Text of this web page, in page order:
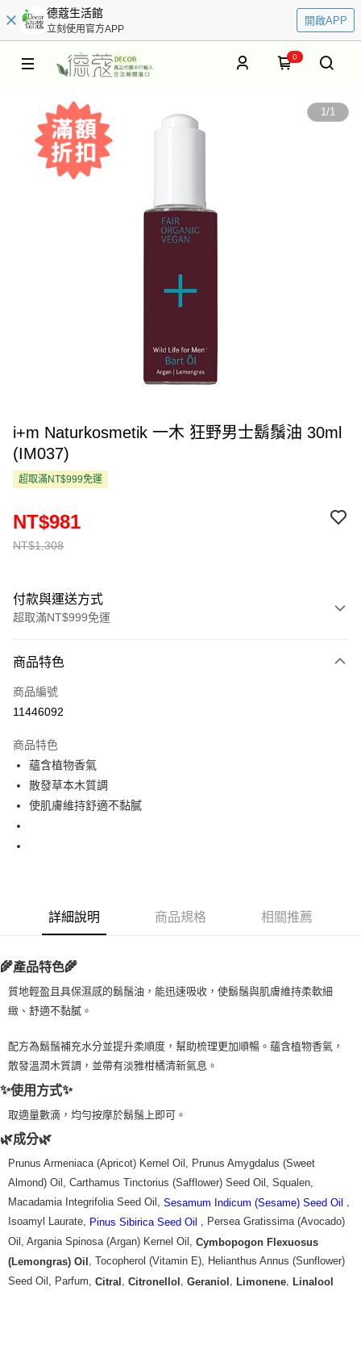
德蔻生活館
立刻使用官方APP
開啟APP
0
1/1
i+m Naturkosmetik 一木 狂野男士鬍鬚油 30ml
(IM037)
超取滿NT$999免運
NT$1,308
NT$981
付款與運送方式
超取滿NT$999免運
信用卡一次付款
超商取貨付款
Apple Pay
街口支付
Google Pay
運送方式
每筆NT$80，滿NT$999(含以上)免運費
全家純取貨 (先付款
每筆NT$80，滿NT$999(含以上)免運費
7-11取貨付款
每筆NT$80，滿NT$999(含以上)免運費
每筆NT$80，滿NT$999(含以上)免運費
離島宅配（澎湖、金門、馬祖、小琉球）
每筆NT$250，滿NT$3,000(含以上)免運費
付款後門市自取
免運費
商品特色
商品編號
11446092
商品特色
蘊含植物香氣
散發草本木質調
使肌膚維持舒適不黏膩
詳細說明 商品規格 相關推薦
🌾產品特色🌾
質地輕盈且具保濕感的鬍鬚油，能迅速吸收，使鬍鬚與肌膚維持柔軟細
緻、舒適不黏膩。
配方為鬍鬚補充水分並提升柔順度，幫助梳理更加順暢。蘊含植物香氣，
散發溫潤木質調，並帶有淡雅柑橘清新氣息。
✨使用方式✨
取適量數滴，均勻按摩於鬍鬚上即可。
🌿成分🌿
Prunus Armeniaca (Apricot) Kernel Oil, Prunus Amygdalus (Sweet
Almond) Oil, Carthamus Tinctorius (Safflower) Seed Oil, Squalen,
Macadamia Integrifolia Seed Oil, Sesamum Indicum (Sesame) Seed Oil
Isoamyl Laurate, Pinus Sibirica Seed Oil , Persea Gratissima (Avocado)
Oil, Argania Spinosa (Argan) Kernel Oil, Cymbopogon Flexuosus
(Lemongras) Oil , Tocopherol (Vitamin E), Helianthus Annus (Sunflower)
Seed Oil, Parfum, Citral Citronellol Geraniol Limonene Linalool